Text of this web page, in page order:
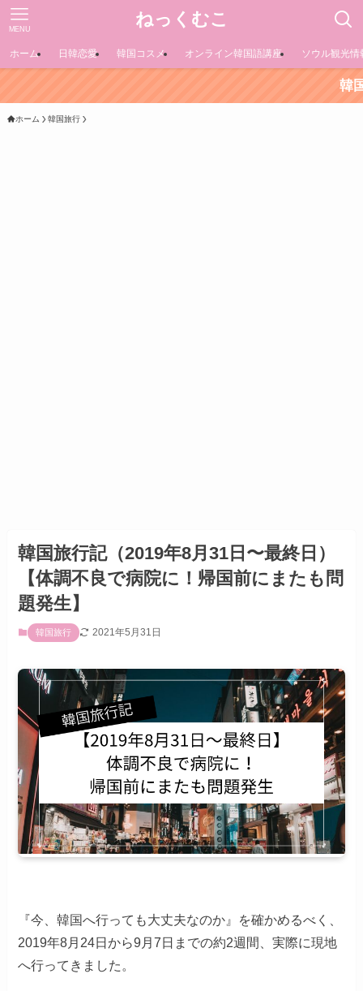
ねっくむこ
MENU
ホーム 日韓恋愛 韓国コスメ オンライン韓国語講座 ソウル観光情
韓国コスメ
ホーム 韓国旅行
韓国旅行記（2019年8月31日〜最終日）
【体調不良で病院に！帰国前にまたも問
題発生】
韓国旅行 2021年5月31日
『今、韓国へ行っても大丈夫なのか』を確かめるべく、
2019年8月24日から9月7日までの約2週間、実際に現地
へ行ってきました。